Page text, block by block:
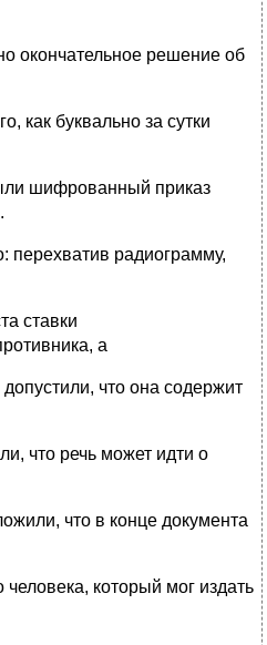
окончательное решение об
как буквально за сутки
шифрованный приказ
перехватив радиограмму,
ставки
а
что она содержит
что речь может идти о
что в конце документа
человека, который мог издать